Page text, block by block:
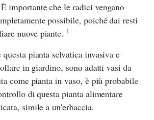
importante che le radici vengano
possibile, poiché dai resti
nuove piante. 1
pianta selvatica invasiva e
in giardino, sono adatti vasi da
come pianta in vaso, è più probabile
di questa pianta alimentare
simile a un'erbaccia.